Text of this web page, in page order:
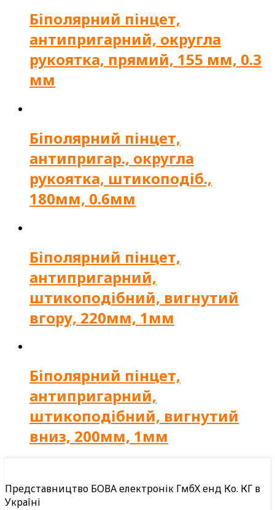
Біполярний пінцет,
антипригарний, округла
рукоятка, прямий, 155 мм, 0.3
мм
Біполярний пінцет,
антипригар., округла
рукоятка, штикоподіб.,
180мм, 0.6мм
Біполярний пінцет,
антипригарний,
штикоподібний, вигнутий
вгору, 220мм, 1мм
Біполярний пінцет,
антипригарний,
штикоподібний, вигнутий
вниз, 200мм, 1мм
Представництво БОВА електронік ГмбХ енд Ко. КГ в
Україні